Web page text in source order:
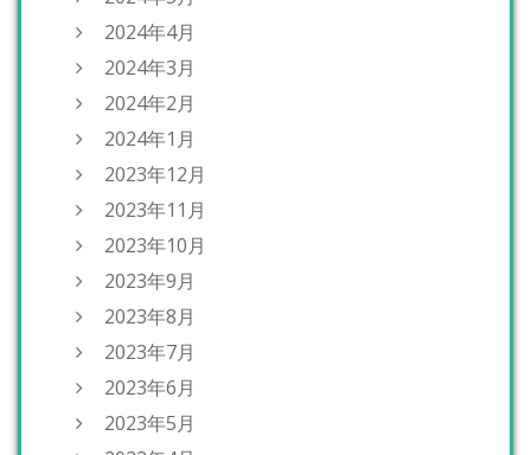
2024年4月
2024年3月
2024年2月
2024年1月
2023年12月
2023年11月
2023年10月
2023年9月
2023年8月
2023年7月
2023年6月
2023年5月